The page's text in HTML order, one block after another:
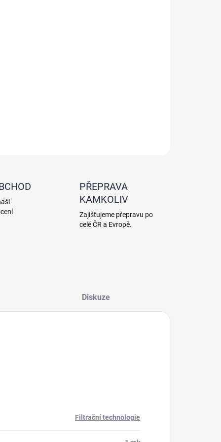
PŘEPRAVA
KAMKOLIV
Zajišťujeme přepravu po
celé ČR a Evropě.
Diskuze
Filtrační technologie